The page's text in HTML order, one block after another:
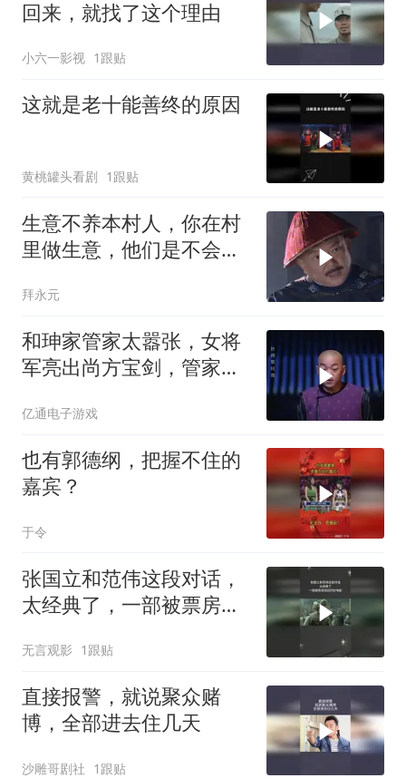
回来，就找了这个理由
小六一影视 1跟贴
这就是老十能善终的原因
黄桃罐头看剧 1跟贴
生意不养本村人，你在村
里做生意，他们是不会去
拜永元
和珅家管家太嚣张，女将
军亮出尚方宝剑，管家便
亿通电子游戏
也有郭德纲，把握不住的
嘉宾？
于令
张国立和范伟这段对话，
太经典了，一部被票房低
无言观影 1跟贴
直接报警，就说聚众赌
博，全部进去住几天
沙雕哥剧社 1跟贴